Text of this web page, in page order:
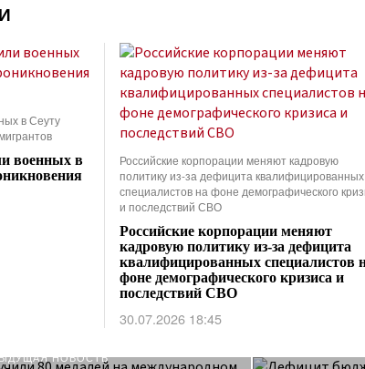
в Сеуту
военных в
Российские корпорации меняют кадровую
политику из-за дефицита квалифицированных
специалистов на фоне демографического
и последствий СВО
Российские корпорации меняют
кадровую политику из-за дефицита
квалифицированных специалистов
фоне демографического кризиса и
последствий СВО
30.07.2026 18:45
НОВОСТЬ